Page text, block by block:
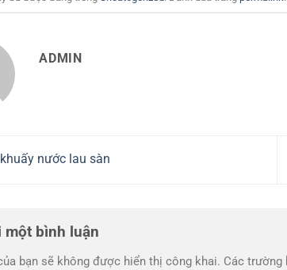
ADMIN
nước lau sàn
một bình luận
bạn sẽ không được hiển thị công khai. Các trường